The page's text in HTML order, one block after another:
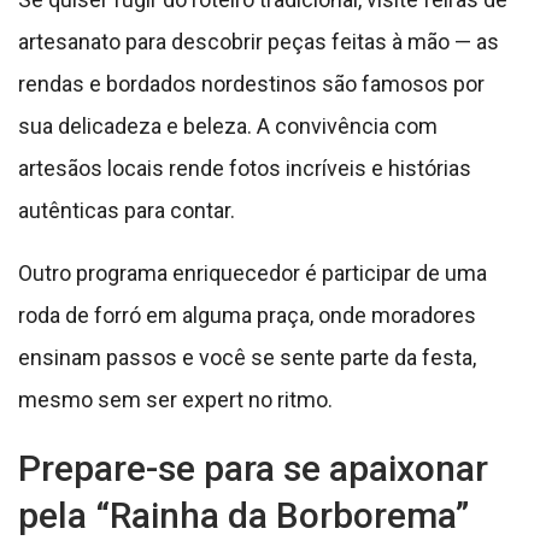
artesanato para descobrir peças feitas à mão — as
rendas e bordados nordestinos são famosos por
sua delicadeza e beleza. A convivência com
artesãos locais rende fotos incríveis e histórias
autênticas para contar.
Outro programa enriquecedor é participar de uma
roda de forró em alguma praça, onde moradores
ensinam passos e você se sente parte da festa,
mesmo sem ser expert no ritmo.
Prepare-se para se apaixonar
pela “Rainha da Borborema”